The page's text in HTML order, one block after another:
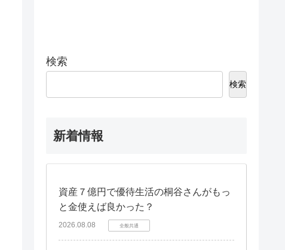
検索
検索
新着情報
資産７億円で優待生活の桐谷さんがもっ
と金使えば良かった？
2026.08.08 全般共通